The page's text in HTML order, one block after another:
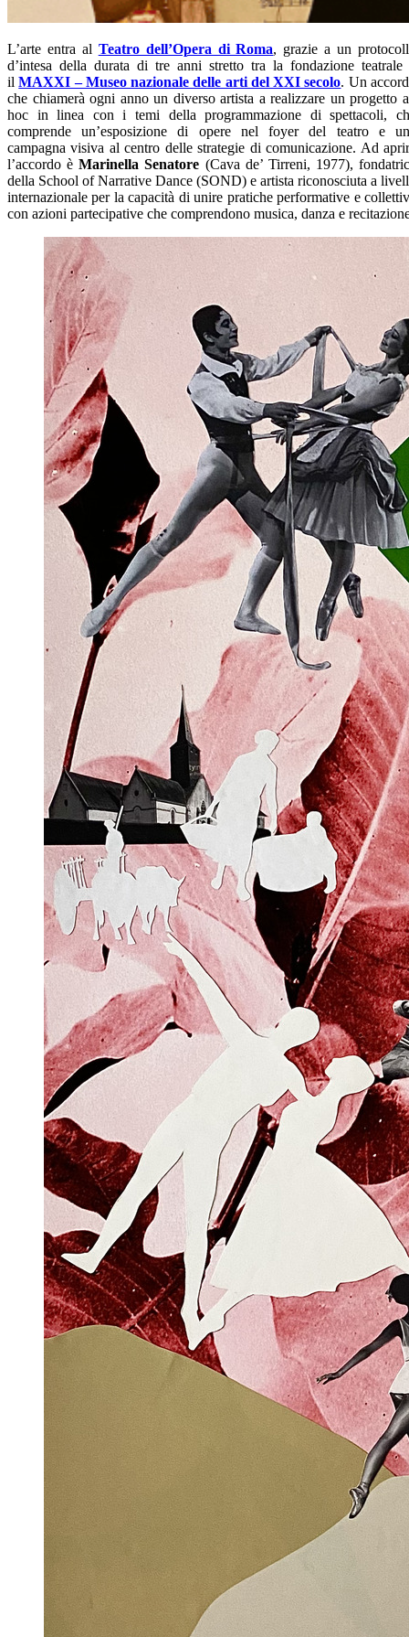
L’arte entra al Teatro dell’Opera di Roma, grazie a un
d’intesa della durata di tre anni stretto tra la fondazione teatrale
ilMAXXI – Museo nazionale delle arti del XXI secolo. Un
che chiamerà ogni anno un diverso artista a realizzare un progetto
hoc in linea con i temi della programmazione di spettacoli,
comprende un’esposizione di opere nel foyer del teatro e
campagna visiva al centro delle strategie di comunicazione. Ad
l’accordo èMarinella Senatore (Cava de’ Tirreni, 1977),
della School of Narrative Dance (SOND) e artista riconosciuta a
internazionale per la capacità di unire pratiche performative e
con azioni partecipative che comprendono musica, danza e